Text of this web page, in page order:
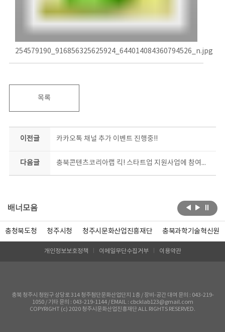
254579190_916856325625924_644014084360794526_n.jpg
목록
이전글 카카오톡 채널 추가 이벤트 진행중!!
다음글 충북콘텐츠코리아랩 킥! 스타트업 지원사업에 참여한 [윈터버드]에서 막장 로판 클리셰 보드게임을 출시했습니다!
배너모음
충청북도청 청주시청 청주시문화산업진흥재단 충북과학기술혁신원
개인정보보호정책 이메일무단수집거부 이용약관
충북 청주시 청원구 상당로 314 청주첨단문화산업단지 1층 / 장비-공간 대여 문의 : 043-219-
1050 / 기타 문의 : 043-219-1144 / EMAIL : cbcklab123@gmail.com
COPYRIGHT (c) 2020 청주시문화산업진흥재단 ALL RIGHTS RESERVED.